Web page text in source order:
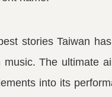
stories Taiwan
The ultimate
into its